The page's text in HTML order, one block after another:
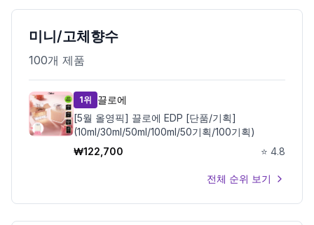
미니/고체향수
100개 제품
1위
끌로에
[5월 올영픽] 끌로에 EDP [단품/기획]
(10ml/30ml/50ml/100ml/50기획/100기획)
₩122,700 ⭐ 4.8
전체 순위 보기